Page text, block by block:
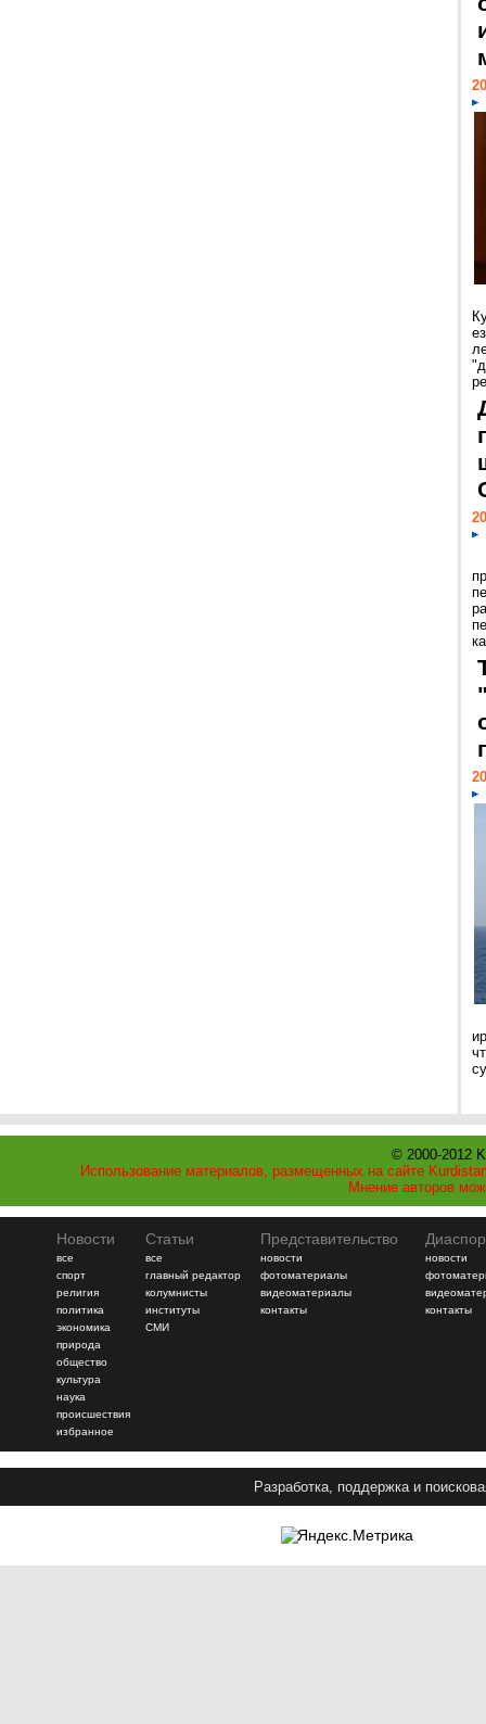
© 2000-2012
Использование материалов, размещенных на сайте
Мнение авторов
Новости
все
спорт
религия
политика
экономика
природа
общество
культура
наука
происшествия
избранное
Статьи
все
главный редактор
колумнисты
институты
СМИ
Представительство
новости
фотоматериалы
видеоматериалы
контакты
новости
контакты
Разработка, поддержка и